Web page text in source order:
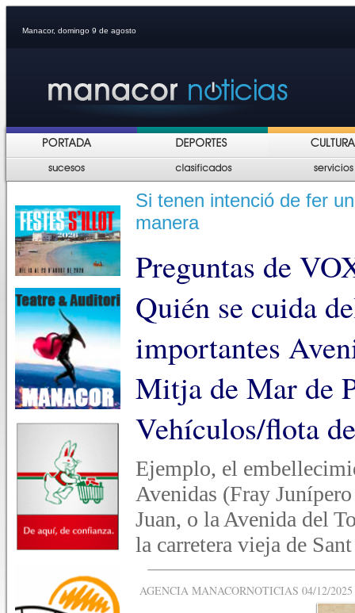
Manacor, domingo 9 de agosto
Si tenen intenció de fer
manera
Preguntas de
Quién se cuida
importantes
Mitja de Mar de
Vehículos/flota
Ejemplo, el
Avenidas (Fray
Juan, o la Avenida del
la carretera vieja de
AGENCIA MANACORNOTICIAS 04/12/